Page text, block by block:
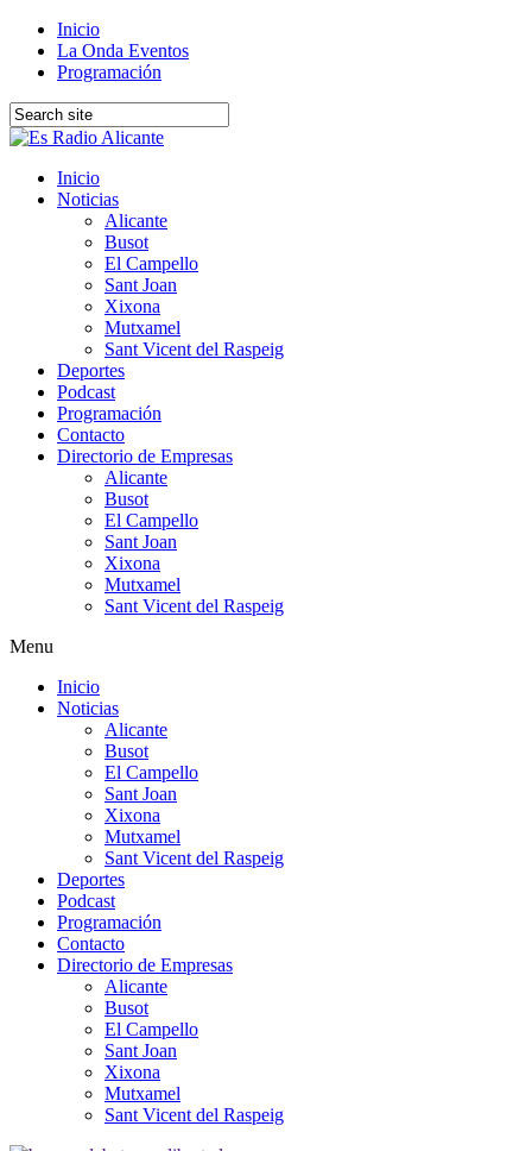
Inicio
La Onda Eventos
Programación
Inicio
Noticias
Alicante
Busot
El Campello
Sant Joan
Xixona
Mutxamel
Sant Vicent del Raspeig
Deportes
Podcast
Programación
Contacto
Directorio de Empresas
Alicante
Busot
El Campello
Sant Joan
Xixona
Mutxamel
Sant Vicent del Raspeig
Menu
Inicio
Noticias
Alicante
Busot
El Campello
Sant Joan
Xixona
Mutxamel
Sant Vicent del Raspeig
Deportes
Podcast
Programación
Contacto
Directorio de Empresas
Alicante
Busot
El Campello
Sant Joan
Xixona
Mutxamel
Sant Vicent del Raspeig